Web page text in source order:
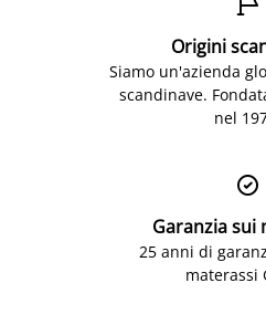
Origini
Siamo un'azienda
scandinave.
nel

Garanzia sui
25 anni di
materassi